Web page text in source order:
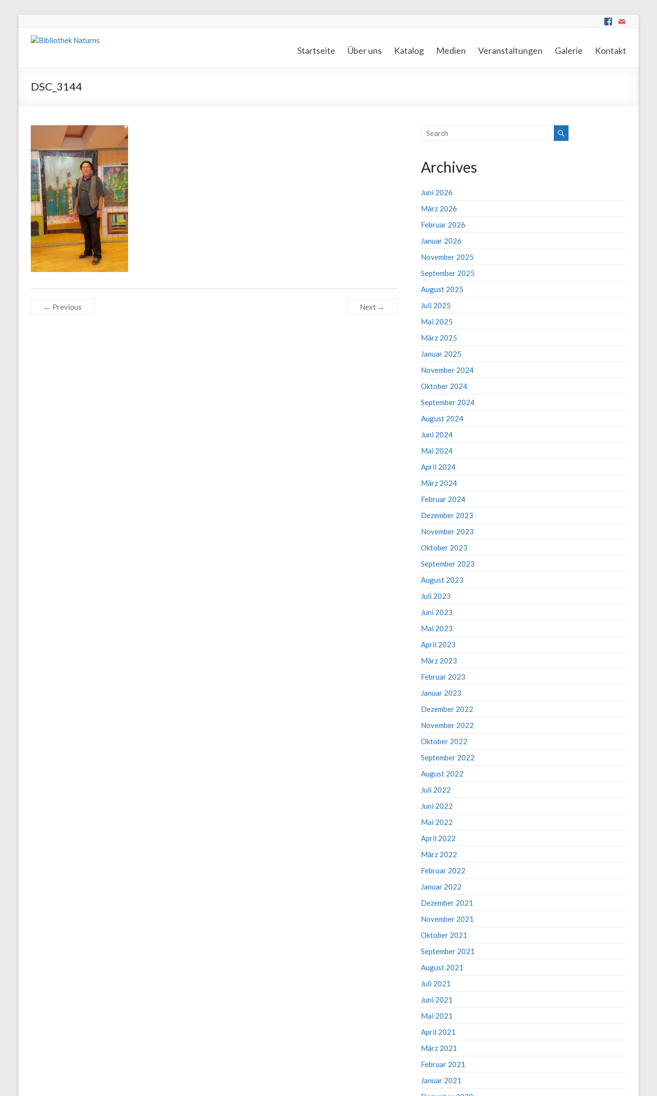
Startseite Über uns Katalog Medien Veranstaltungen Galerie Kontakt
DSC_3144
← Previous Next →
Archives
Juni 2026
März 2026
Februar 2026
Januar 2026
November 2025
September 2025
August 2025
Juli 2025
Mai 2025
März 2025
Januar 2025
November 2024
Oktober 2024
September 2024
August 2024
Juni 2024
Mai 2024
April 2024
März 2024
Februar 2024
Dezember 2023
November 2023
Oktober 2023
September 2023
August 2023
Juli 2023
Juni 2023
Mai 2023
April 2023
März 2023
Februar 2023
Januar 2023
Dezember 2022
November 2022
Oktober 2022
September 2022
August 2022
Juli 2022
Juni 2022
Mai 2022
April 2022
März 2022
Februar 2022
Januar 2022
Dezember 2021
November 2021
Oktober 2021
September 2021
August 2021
Juli 2021
Juni 2021
Mai 2021
April 2021
März 2021
Februar 2021
Januar 2021